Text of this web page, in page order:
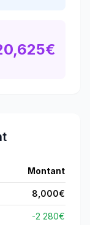
€
Montant
8,000€
-2 280€